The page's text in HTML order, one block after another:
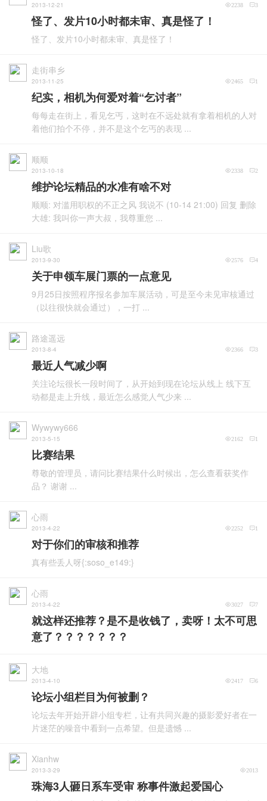
2013-12-21 3
2238
怪了、发片10小时都未审、真是怪了！
怪了、发片10小时都未审、真是怪了！
走街串乡
2013-11-25 1
2465
纪实，相机为何爱对着“乞讨者”
每每走在街上，看见乞丐，这时在不远处就有拿着相机的人对
着他们拍个不停，并不是这个乞丐的表现 ...
顺顺
2013-10-18 2
2338
维护论坛精品的水准有啥不对
顺顺: 对滥用职权的不正之风 我说不 (10-14 21:00) 回复 删除
大雄: 我叫你一声大叔，我尊重您 ...
Liu歌
2013-9-30 4
2576
关于申领车展门票的一点意见
9月25日按照程序报名参加车展活动，可是至今未见审核通过
（以往很快就会通过），一打 ...
路途遥远
2013-8-4 3
2366
最近人气减少啊
关注论坛很长一段时间了，从开始到现在论坛从线上 线下互
动都是走上升线，最近怎么感觉人气少来 ...
Wywywy666
2013-5-15 1
2162
比赛结果
尊敬的管理员，请问比赛结果什么时候出，怎么查看获奖作
品？ 谢谢 ...
心雨
2013-4-22 1
2252
对于你们的审核和推荐
真有些丢人呀{:soso_e149:}
心雨
2013-4-22 7
3027
就这样还推荐？是不是收钱了，卖呀！太不可思
意了？？？？？？？
大地
2013-4-10 6
2417
论坛小组栏目为何被删？
论坛去年开始开辟小组专栏，让有共同兴趣的摄影爱好者在一
片迷茫的噪音中看到一点希望。但是遗憾 ...
Xianhw
2013-3-29 2013
珠海3人砸日系车受审 称事件激起爱国心